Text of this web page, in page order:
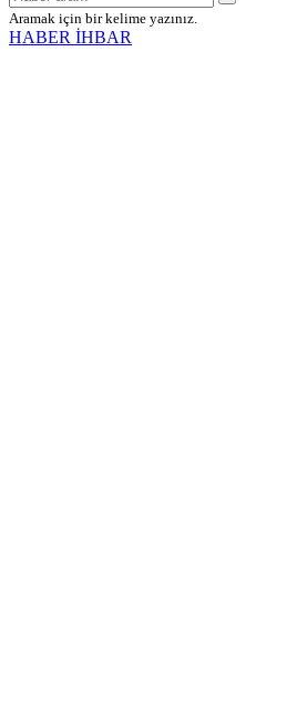
Aramak için bir kelime yazınız.
HABER İHBAR